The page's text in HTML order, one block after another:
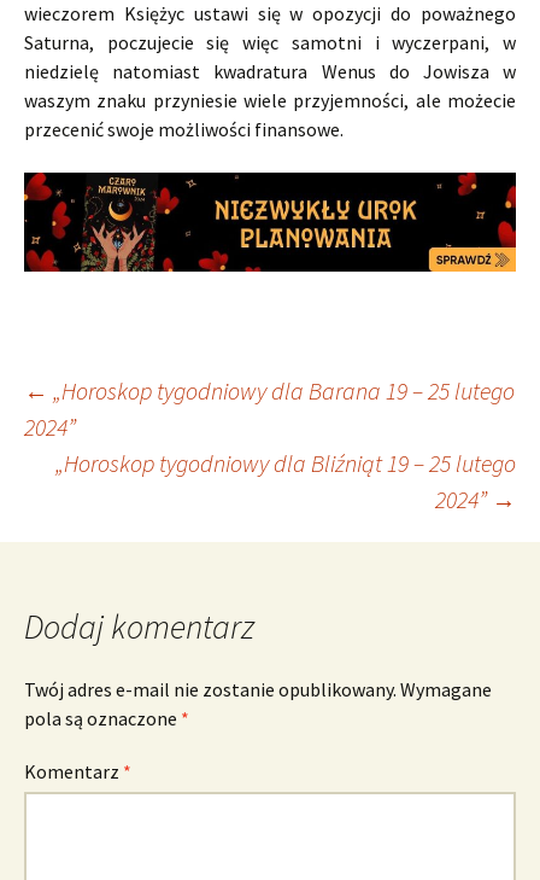
wieczorem Księżyc ustawi się w opozycji do poważnego
Saturna, poczujecie się więc samotni i wyczerpani, w
niedzielę natomiast kwadratura Wenus do Jowisza w
waszym znaku przyniesie wiele przyjemności, ale możecie
przecenić swoje możliwości finansowe.
Nawigacja
wpisu
← „Horoskop tygodniowy dla Barana 19 – 25 lutego
2024”
„Horoskop tygodniowy dla Bliźniąt 19 – 25 lutego
2024” →
Dodaj komentarz
Twój adres e-mail nie zostanie opublikowany. Wymagane
pola są oznaczone *
Komentarz *